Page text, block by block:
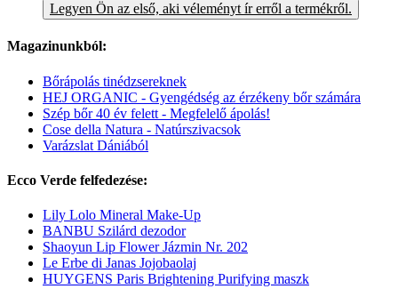
Legyen Ön az első, aki véleményt ír erről a termékről.
Magazinunkból:
Bőrápolás tinédzsereknek
HEJ ORGANIC - Gyengédség az érzékeny bőr számára
Szép bőr 40 év felett - Megfelelő ápolás!
Cose della Natura - Natúrszivacsok
Varázslat Dániából
Ecco Verde felfedezése:
Lily Lolo Mineral Make-Up
BANBU Szilárd dezodor
Shaoyun Lip Flower Jázmin Nr. 202
Le Erbe di Janas Jojobaolaj
HUYGENS Paris Brightening Purifying maszk